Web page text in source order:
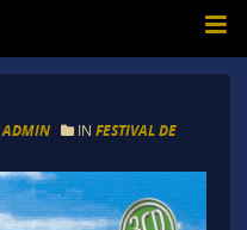
ADMIN IN FESTIVAL DE